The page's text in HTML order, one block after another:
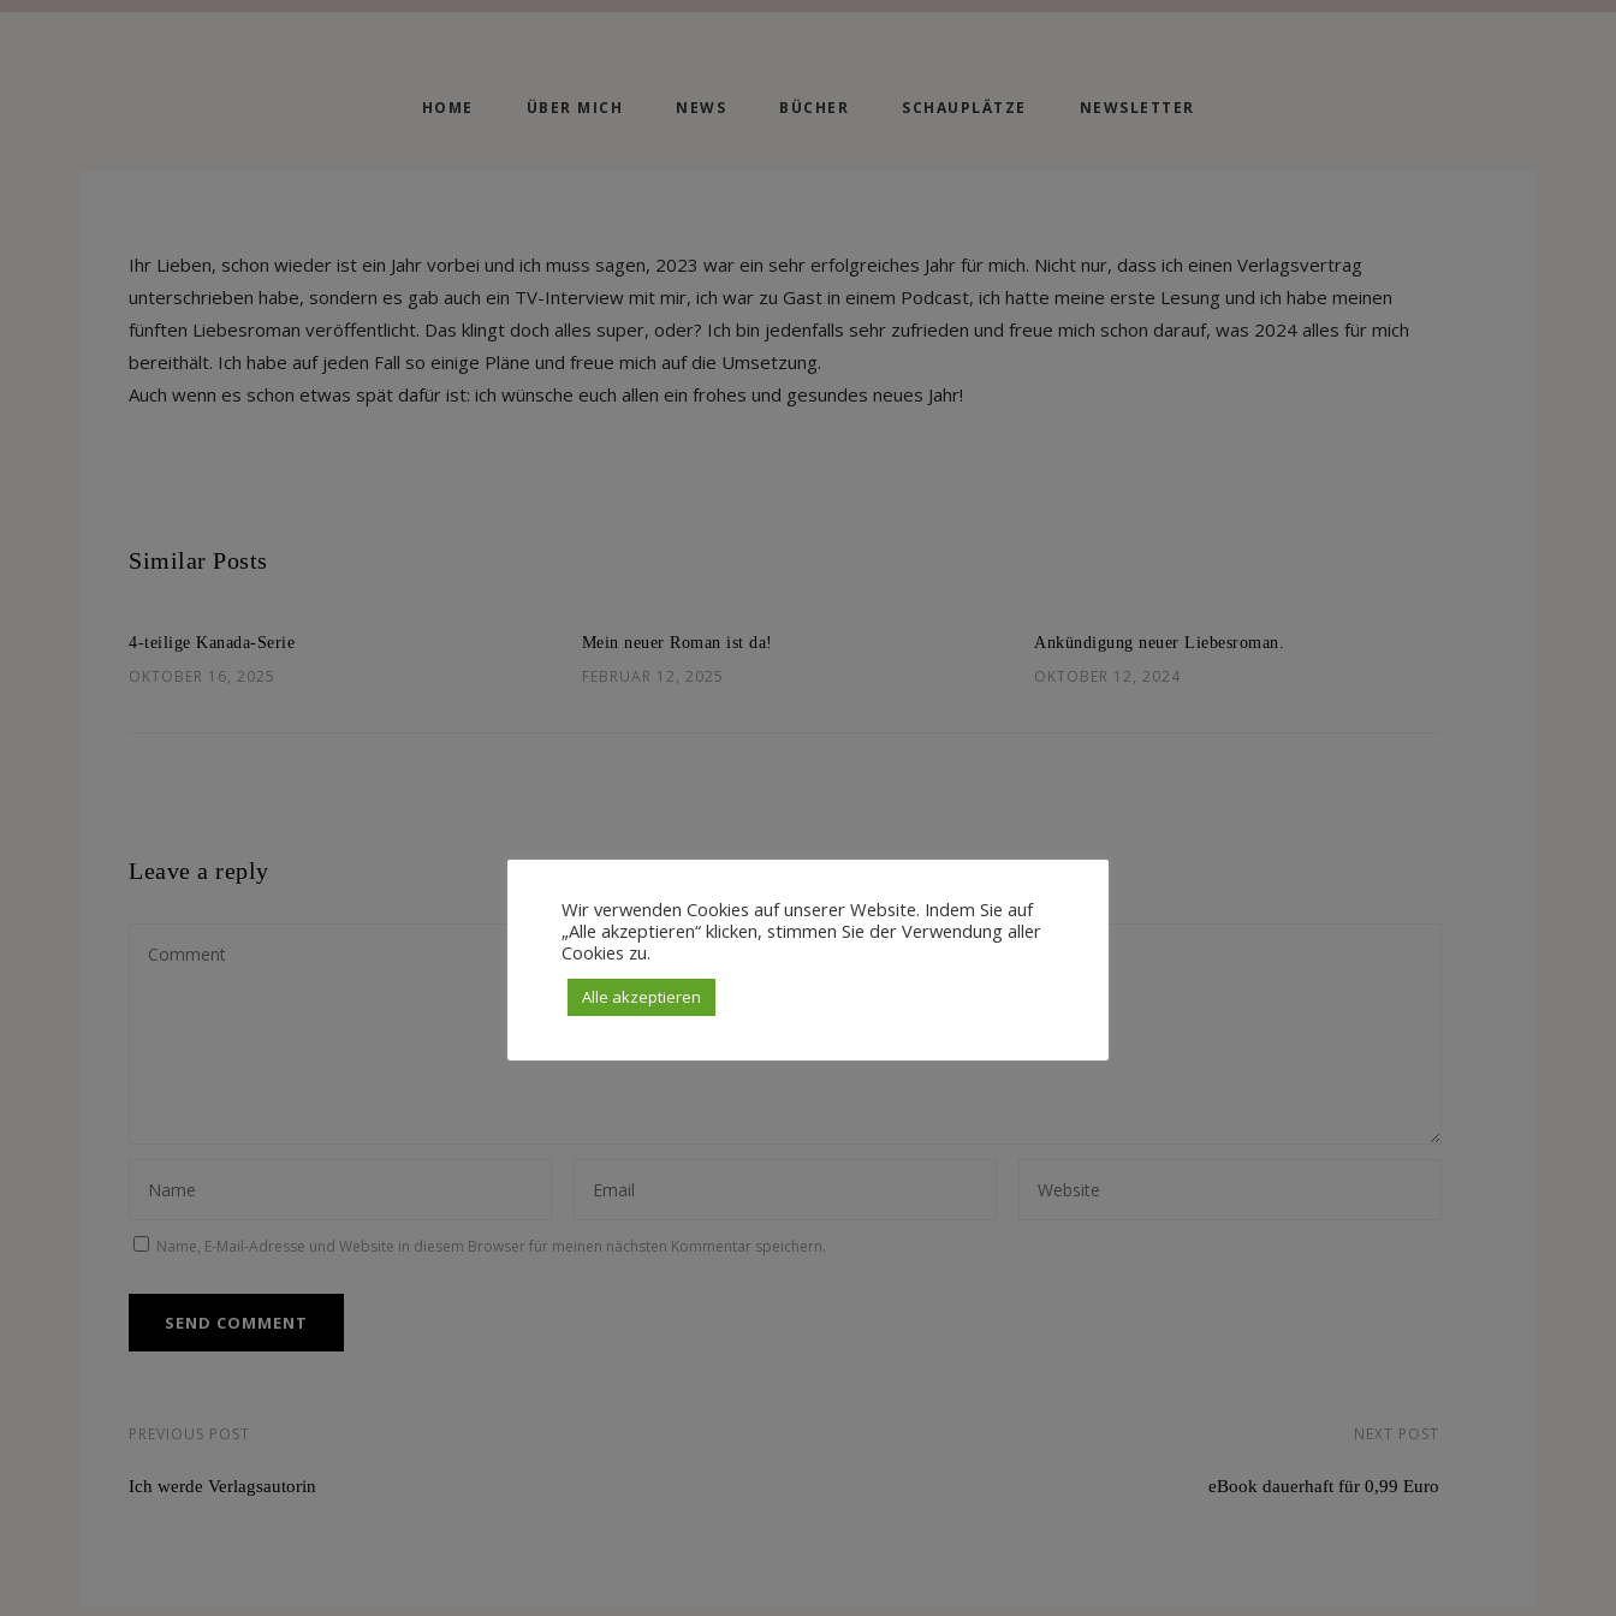
HOME ÜBER MICH NEWS BÜCHER SCHAUPLÄTZE NEWSLETTER
Ihr Lieben, schon wieder ist ein Jahr vorbei und ich muss sagen, 2023 war ein sehr erfolgreiches Jahr für mich. Nicht nur, dass ich einen Verlagsvertrag
unterschrieben habe, sondern es gab auch ein TV-Interview mit mir, ich war zu Gast in einem Podcast, ich hatte meine erste Lesung und ich habe meinen
fünften Liebesroman veröffentlicht. Das klingt doch alles super, oder? Ich bin jedenfalls sehr zufrieden und freue mich schon darauf, was 2024 alles für mich
bereithält. Ich habe auf jeden Fall so einige Pläne und freue mich auf die Umsetzung.
Auch wenn es schon etwas spät dafür ist: ich wünsche euch allen ein frohes und gesundes neues Jahr!
Similar Posts
4-teilige Kanada-Serie
OKTOBER 16, 2025
Mein neuer Roman ist da!
FEBRUAR 12, 2025
Ankündigung neuer Liebesroman.
OKTOBER 12, 2024
Leave a reply
Name, E-Mail-Adresse und Website in diesem Browser für meinen nächsten Kommentar speichern.
PREVIOUS POST
Ich werde Verlagsautorin
NEXT POST
eBook dauerhaft für 0,99 Euro
Wir verwenden Cookies auf unserer Website. Indem Sie auf
„Alle akzeptieren“ klicken, stimmen Sie der Verwendung aller
Cookies zu.
Alle akzeptieren